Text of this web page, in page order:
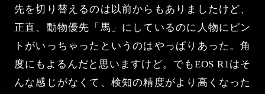
先を切り替えるのは以前からもありましたけど、
正直、動物優先「馬」にしているのに人物にピン
トがいっちゃったというのはやっぱりあった。角
度にもよるんだと思いますけど。でもEOS R1はそ
んな感じがなくて、検知の精度がより高くなった